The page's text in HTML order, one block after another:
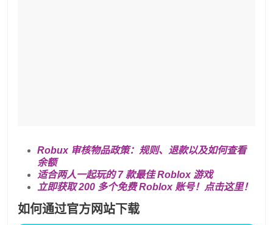
Robux 审核物品政策：规则、退款以及如何查看
余额
适合两人一起玩的 7 款最佳 Roblox 游戏
立即获取 200 多个免费 Roblox 账号！点击这里！
如何通过官方网站下载